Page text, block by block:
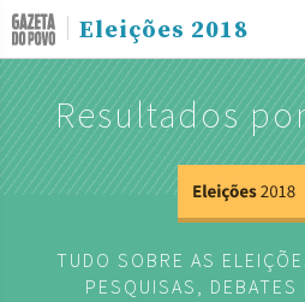
Eleições 2018
Resultados
TUDO SOBRE AS
PESQUISAS, DEBATES